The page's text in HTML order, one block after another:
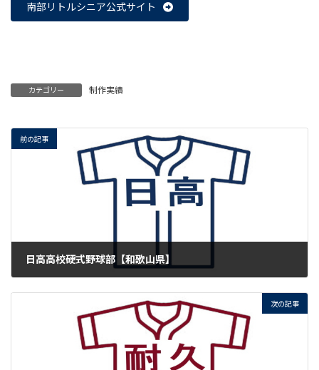
南部リトルシニア公式サイト
カテゴリー 制作実績
前の記事
日高高校硬式野球部【和歌山県】
次の記事